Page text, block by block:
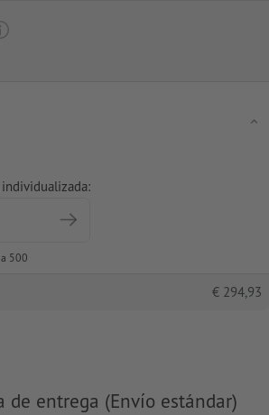
500
€ 294,93
de entrega (Envío estándar)